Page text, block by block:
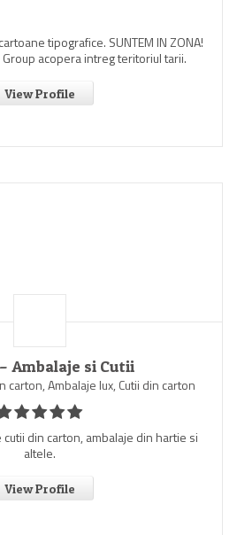
tipografice. SUNTEM IN ZONA!
acopera intreg teritoriul tarii.
View Profile
Ambalaje si Cutii
carton, Ambalaje lux, Cutii din carton
din carton, ambalaje din hartie si
altele.
View Profile